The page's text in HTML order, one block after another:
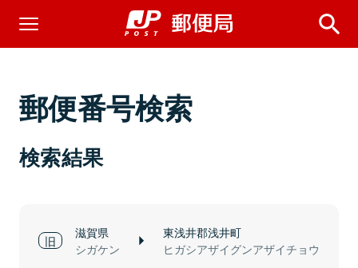
郵便番号検索
検索結果
滋賀県
シガケン
東浅井郡浅井町
ヒガシアザイグンアザイチョウ